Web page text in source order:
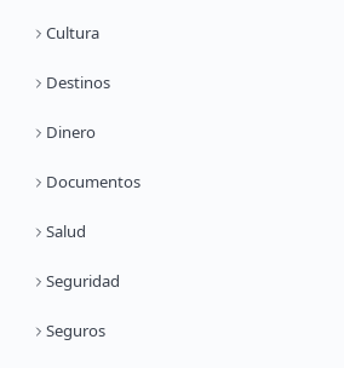
Cultura
Destinos
Dinero
Documentos
Salud
Seguridad
Seguros